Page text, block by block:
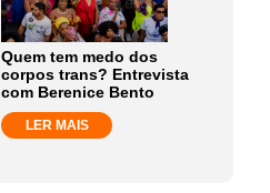
Quem tem medo dos
corpos trans? Entrevista
com Berenice Bento
LER MAIS